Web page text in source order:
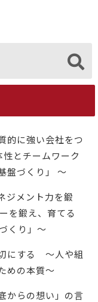
的に強い会社をつ
とチームワーク
盤づくり」 ～
ジメント力を鍛
を鍛え、育てる
くり」～
にする ～人や組
めの本質～
からの想い」の言